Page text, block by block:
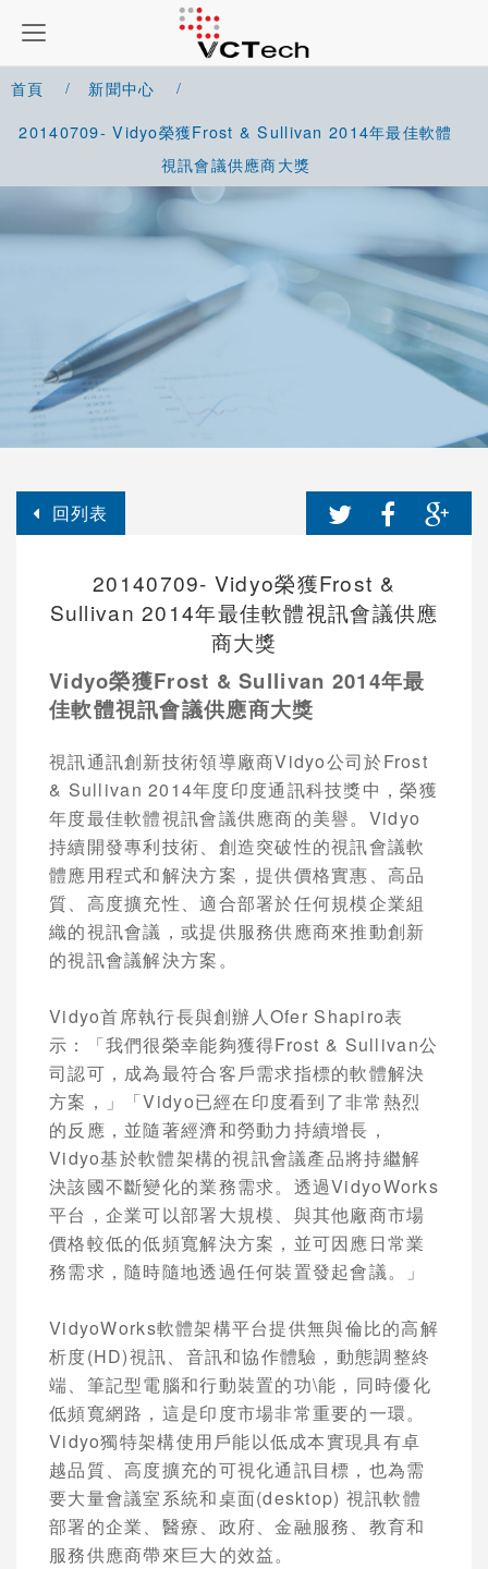
首頁
新聞中心
20140709- Vidyo榮獲Frost & Sullivan 2014年最佳軟體
視訊會議供應商大獎
回列表
20140709- Vidyo榮獲Frost &
Sullivan 2014年最佳軟體視訊會議供應
商大獎
Vidyo榮獲Frost & Sullivan 2014年最
佳軟體視訊會議供應商大獎
視訊通訊創新技術領導廠商Vidyo公司於Frost
& Sullivan 2014年度印度通訊科技獎中，榮獲
年度最佳軟體視訊會議供應商的美譽。 Vidyo
持續開發專利技術、創造突破性的視訊會議軟
體應用程式和解決方案，提供價格實惠、高品
質、高度擴充性、適合部署於任何規模企業組
織的視訊會議，或提供服務供應商來推動創新
的視訊會議解決方案。
Vidyo首席執行長與創辦人Ofer Shapiro表
示：「我們很榮幸能夠獲得Frost & Sullivan公
司認可，成為最符合客戶需求指標的軟體解決
方案，」「Vidyo已經在印度看到了非常熱烈
的反應，並隨著經濟和勞動力持續增長，
Vidyo基於軟體架構的視訊會議產品將持繼解
決該國不斷變化的業務需求。透過VidyoWorks
平台，企業可以部署大規模、與其他廠商市場
價格較低的低頻寬解決方案，並可因應日常業
務需求，隨時隨地透過任何裝置發起會議。」
VidyoWorks軟體架構平台提供無與倫比的高解
析度(HD)視訊、音訊和協作體驗，動態調整終
端、筆記型電腦和行動裝置的功\能，同時優化
低頻寬網路，這是印度市場非常重要的一環。
Vidyo獨特架構使用戶能以低成本實現具有卓
越品質、高度擴充的可視化通訊目標，也為需
要大量會議室系統和桌面(desktop) 視訊軟體
部署的企業、醫療、政府、金融服務、教育和
服務供應商帶來巨大的效益。